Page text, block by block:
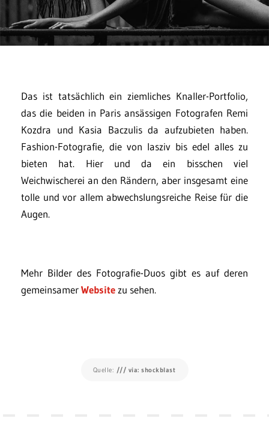
Das ist tatsächlich ein ziemliches Knaller-Portfolio,
das die beiden in Paris ansässigen Fotografen Remi
Kozdra und Kasia Baczulis da aufzubieten haben.
Fashion-Fotografie, die von lasziv bis edel alles zu
bieten hat. Hier und da ein bisschen viel
Weichwischerei an den Rändern, aber insgesamt eine
tolle und vor allem abwechslungsreiche Reise für die
Augen.
Mehr Bilder des Fotografie-Duos gibt es auf deren
gemeinsamerWebsitezu sehen.
Quelle: /// via: shockblast